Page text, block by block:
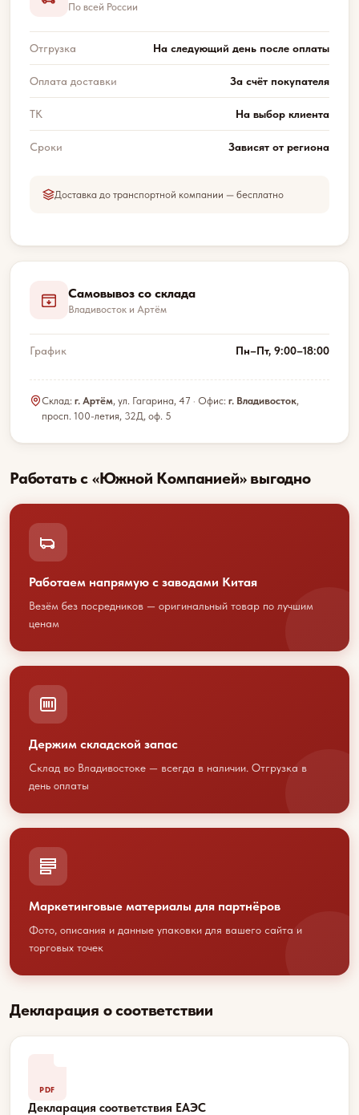
По всей России
Отгрузка На следующий день после оплаты
Оплата доставки За счёт покупателя
ТК На выбор клиента
Сроки Зависят от региона
Доставка до транспортной компании — бесплатно
Самовывоз со склада
Владивосток и Артём
График Пн–Пт, 9:00–18:00
Склад: г. Артём, ул. Гагарина, 47 · Офис: г. Владивосток,
просп. 100-летия, 32Д, оф. 5
Работать с «Южной Компанией» выгодно
Работаем напрямую с заводами Китая
Везём без посредников — оригинальный товар по лучшим
ценам
Держим складской запас
Склад во Владивостоке — всегда в наличии. Отгрузка в
день оплаты
Маркетинговые материалы для партнёров
Фото, описания и данные упаковки для вашего сайта и
торговых точек
Декларация о соответствии
PDF
Декларация соответствия ЕАЭС
Обсудим
сотрудничество?
или оставьте свои контакты
sales@youcofoods.ru
по сотрудничеству
100-летия Владивостоку, 32Д, 1 этаж, оф.5
(вход с улицы)